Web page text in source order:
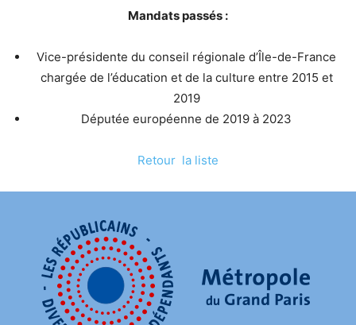
Mandats passés :
Vice-présidente du conseil régionale d’Île-de-France
chargée de l’éducation et de la culture entre 2015 et
2019
Députée européenne de 2019 à 2023
Retour la liste